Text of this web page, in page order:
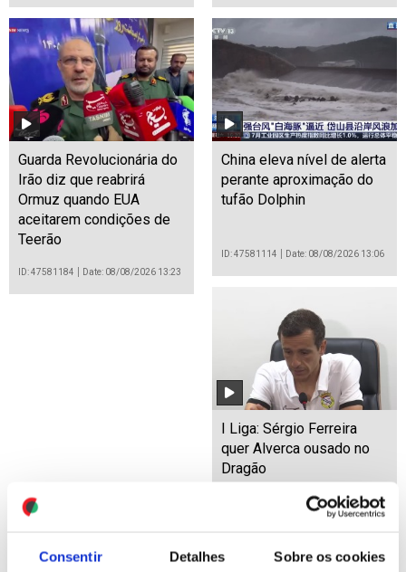
Consentir Detalhes Sobre os cookies
Guarda Revolucionária do
Irão diz que reabrirá
Ormuz quando EUA
aceitarem condições de
Teerão
ID: 47581184 Date: 08/08/2026 13:23
China eleva nível de alerta
perante aproximação do
tufão Dolphin
ID: 47581114 Date: 08/08/2026 13:06
I Liga: Sérgio Ferreira
quer Alverca ousado no
Dragão